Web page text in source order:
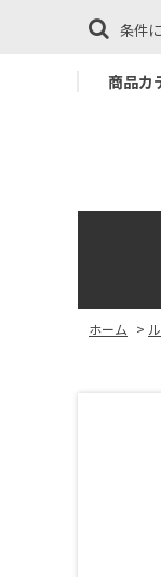
条件
商品カ
ホーム >